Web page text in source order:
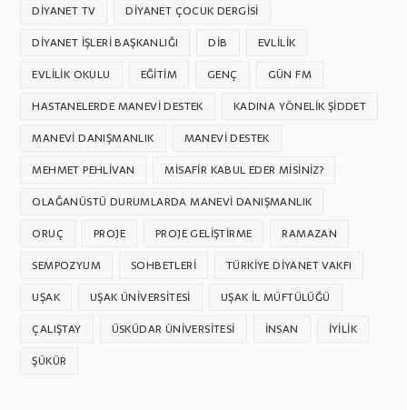
DIYANET TV
DIYANET ÇOCUK DERGISI
DIYANET İŞLERI BAŞKANLIĞI
DİB
EVLILIK
EVLILIK OKULU
EĞITIM GENÇ
GÜN FM
HASTANELERDE MANEVI DESTEK
KADINA YÖNELIK ŞIDDET
MANEVI DANIŞMANLIK
MANEVI DESTEK
MEHMET PEHLİVAN
MISAFIR KABUL EDER MISINIZ?
OLAĞANÜSTÜ DURUMLARDA MANEVI DANIŞMANLIK
ORUÇ
PROJE PROJE GELIŞTIRME
RAMAZAN
SEMPOZYUM
SOHBETLERI
TÜRKIYE DIYANET VAKFI
UŞAK
UŞAK ÜNIVERSITESI
UŞAK İL MÜFTÜLÜĞÜ
ÇALIŞTAY
ÜSKÜDAR ÜNIVERSITESI İNSAN
İYILIK
ŞÜKÜR